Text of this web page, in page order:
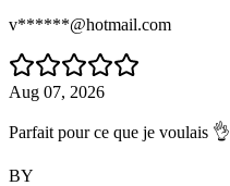
v******@hotmail.com
Aug 07, 2026
Parfait pour ce que je voulais 👌
BY